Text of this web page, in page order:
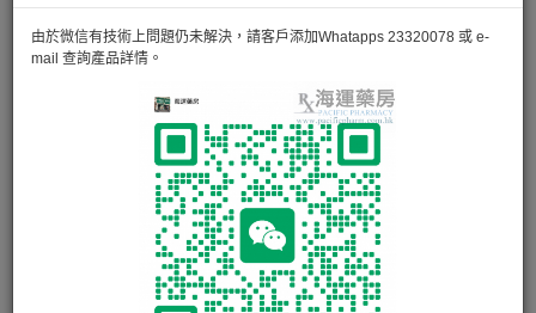
由於微信有技術上問題仍未解決，請客戶添加Whatapps 23320078 或 e-
mail 查詢產品詳情。
BEPANTHEN OINTMENT
保濕修護，有效預防嬰兒尿布疹，皮膚乾燥過敏，修復各種肌